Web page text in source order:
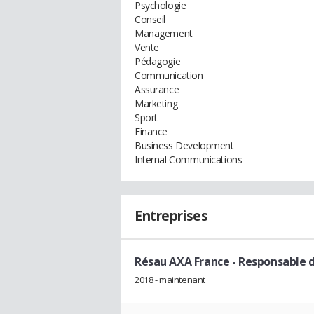
Psychologie
Conseil
Management
Vente
Pédagogie
Communication
Assurance
Marketing
Sport
Finance
Business Development
Internal Communications
Entreprises
Résau AXA France - Responsable
2018 - maintenant